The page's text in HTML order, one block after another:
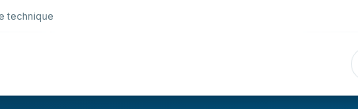
technique
Sélection en ligne